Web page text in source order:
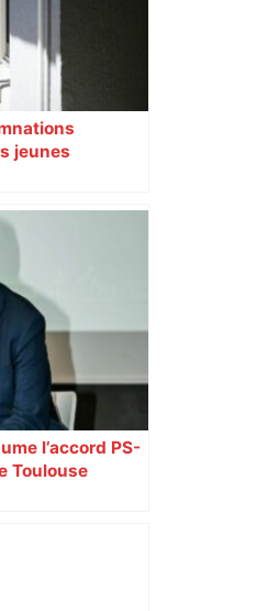
jeunes
l’accord PS-
Toulouse